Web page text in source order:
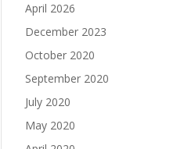
April 2026
December 2023
October 2020
September 2020
July 2020
May 2020